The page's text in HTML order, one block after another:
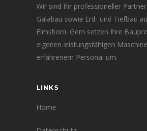
Wir sind Ihr professioneller
Galabau sowie Erd- und Tiefbau
Elmshorn. Gern setzen Ihre
eigenen leistungsfähigen
erfahrenem Personal um.
LINKS
Home